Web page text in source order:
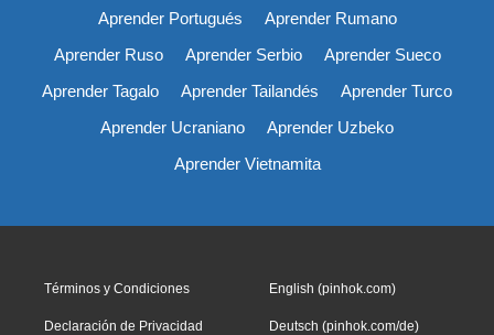
Aprender Portugués
Aprender Rumano
Aprender Ruso
Aprender Serbio
Aprender Sueco
Aprender Tagalo
Aprender Tailandés
Aprender Turco
Aprender Ucraniano
Aprender Uzbeko
Aprender Vietnamita
Términos y Condiciones
Declaración de Privacidad
English (pinhok.com)
Deutsch (pinhok.com/de)